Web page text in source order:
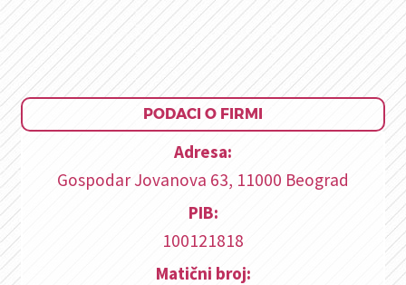
PODACI O FIRMI
Adresa:
Gospodar Jovanova 63, 11000 Beograd
PIB:
100121818
Matični broj: